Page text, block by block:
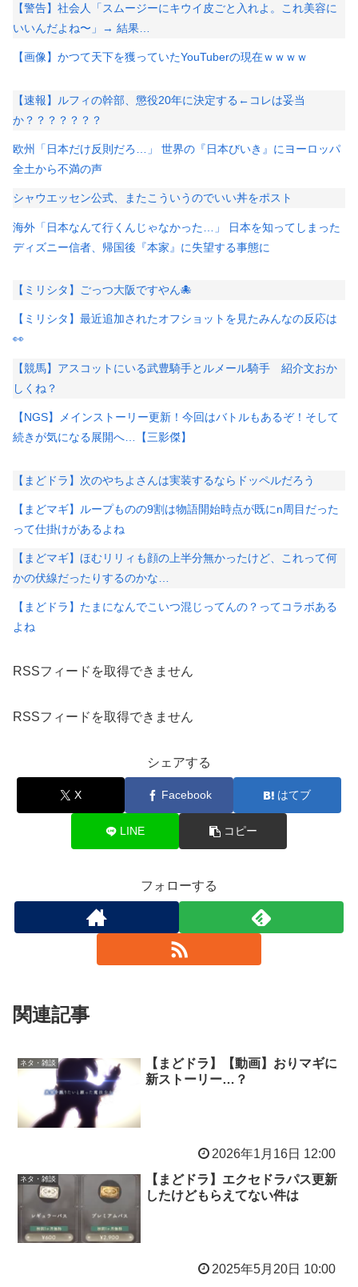
【警告】社会人「スムージーにキウイ皮ごと入れよ。これ美容に
いいんだよね〜」→ 結果…
【画像】かつて天下を獲っていたYouTuberの現在ｗｗｗｗ
【速報】ルフィの幹部、懲役20年に決定する←コレは妥当
か？？？？？？？
欧州「日本だけ反則だろ…」 世界の『日本びいき』にヨーロッパ
全土から不満の声
シャウエッセン公式、またこういうのでいい丼をポスト
海外「日本なんて行くんじゃなかった…」 日本を知ってしまった
ディズニー信者、帰国後『本家』に失望する事態に
【ミリシタ】ごっつ大阪ですやん🐙
【ミリシタ】最近追加されたオフショットを見たみんなの反応は
👀
【競馬】アスコットにいる武豊騎手とルメール騎手 紹介文おか
しくね？
【NGS】メインストーリー更新！今回はバトルもあるぞ！そして
続きが気になる展開へ…【三影傑】
【まどドラ】次のやちよさんは実装するならドッペルだろう
【まどマギ】ループものの9割は物語開始時点が既にn周目だった
って仕掛けがあるよね
【まどマギ】ほむリリィも顔の上半分無かったけど、これって何
かの伏線だったりするのかな…
【まどドラ】たまになんでこいつ混じってんの？ってコラボある
よね
RSSフィードを取得できません
RSSフィードを取得できません
シェアする
X Facebook はてブ
LINE コピー
フォローする
関連記事
ネタ・雑談
【まどドラ】【動画】おりマギに
新ストーリー…？
2026年1月16日 12:00
ネタ・雑談
【まどドラ】エクセドラパス更新
したけどもらえてない件は
2025年5月20日 10:00